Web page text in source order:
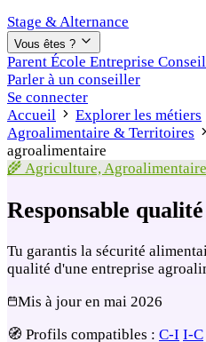
Stage & Alternance
Vous êtes ?
Parent École Entreprise
Parler à un conseiller
Se connecter
Accueil
Explorer les métiers
Agroalimentaire & Territoires
agroalimentaire
🌾 Agriculture,
Responsable
Tu garantis la sécurité
qualité d'une entreprise
Mis à jour en mai 2026
🧭 Profils compatibles : C-I I-C